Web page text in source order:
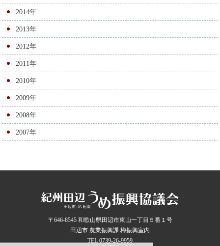
2014年
2013年
2012年
2011年
2010年
2009年
2008年
2007年
〒646-8545 和歌山県田辺市東山一丁目５番１号
田辺市 農業振興課 梅振興室内
TEL 0739-26-9959